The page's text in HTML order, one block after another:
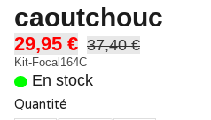
caoutchouc
29,95 € 37,40 €
Kit-Focal164C
En stock
Quantité